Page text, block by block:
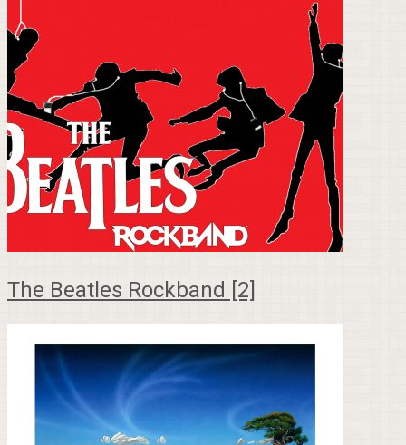
The Beatles Rockband [2]